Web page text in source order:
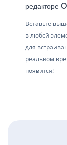
редакторе
Вставьте
в любой
для
реальном
появится!